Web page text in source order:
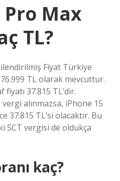
Pro Max
TL?
Fiyat Türkiye
TL olarak mevcuttur.
37.815 TL’dir.
alınmazsa, iPhone 15
37.815 TL’si olacaktır. Bu
SCT vergisi de oldukça
kaç?